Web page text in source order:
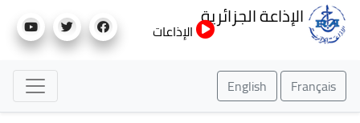
إلى
الإذاعة الجزائرية
الإذاعات
Français
English